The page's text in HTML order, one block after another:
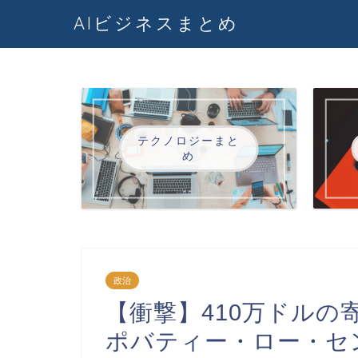
AIビジネスまとめ
テクノロジーまと
め
政治
【衝撃】410万ドルの
ポバティー・ロー・